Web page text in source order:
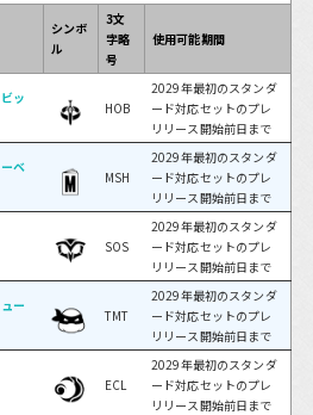
シンボ
ル
3文
字略
号
使用可能期間
ッ
HOB
2029年最初のスタンダ
ード対応セットのプレ
リリース開始前日まで
ベ
MSH
2029年最初のスタンダ
ード対応セットのプレ
リリース開始前日まで
SOS
2029年最初のスタンダ
ード対応セットのプレ
リリース開始前日まで
ー
TMT
2029年最初のスタンダ
ード対応セットのプレ
リリース開始前日まで
ECL
2029年最初のスタンダ
ード対応セットのプレ
リリース開始前日まで